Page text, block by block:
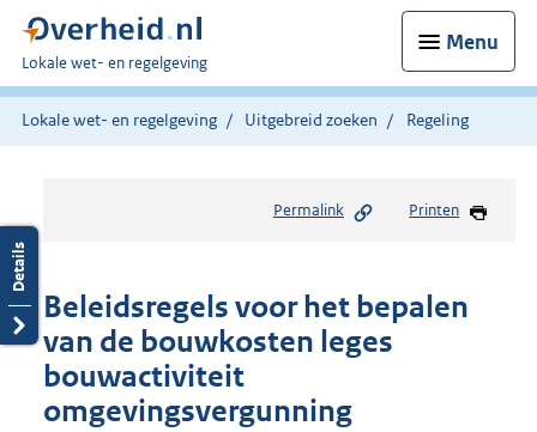
Menu
U
bent
hier:
Lokale wet- en regelgeving
Lokale wet- en regelgeving Uitgebreid zoeken Regeling
Permalink Printen
Beleidsregels voor het bepalen
van de bouwkosten leges
bouwactiviteit
omgevingsvergunning